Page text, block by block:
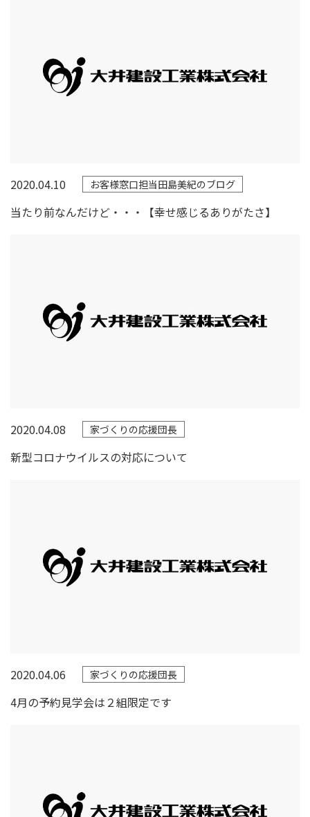
2020.04.10 お客様窓口担当田島美紀のブログ
当たり前なんだけど・・・【幸せ感じるありがたさ】
2020.04.08 家づくりの応援団長
新型コロナウイルスの対応について
2020.04.06 家づくりの応援団長
4月の予約見学会は２組限定です